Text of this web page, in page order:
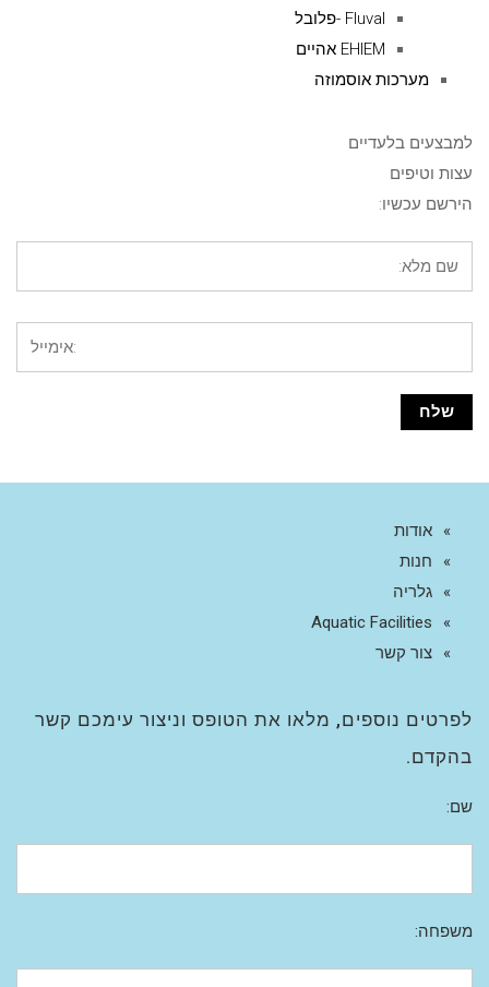
Fluval -פלובל
EHIEM אהיים
מערכות אוסמוזה
למבצעים בלעדיים
עצות וטיפים
הירשם עכשיו:
אודות
חנות
גלריה
Aquatic Facilities
צור קשר
לפרטים נוספים, מלאו את הטופס וניצור עימכם קשר
בהקדם.
שם:
משפחה: